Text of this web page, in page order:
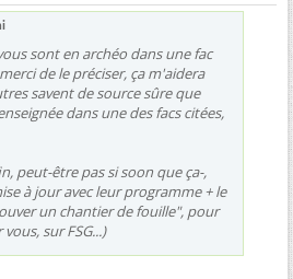
sont en archéo dans une fac
de le préciser, ça m'aidera
savent de source sûre que
dans une des facs citées,
peut-être pas si soon que ça-,
à jour avec leur programme + le
un chantier de fouille", pour
sur FSG...)